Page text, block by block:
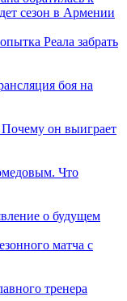
сезон в Армении
Реала забрать
боя на
он выиграет
Что
о будущем
матча с
тренера